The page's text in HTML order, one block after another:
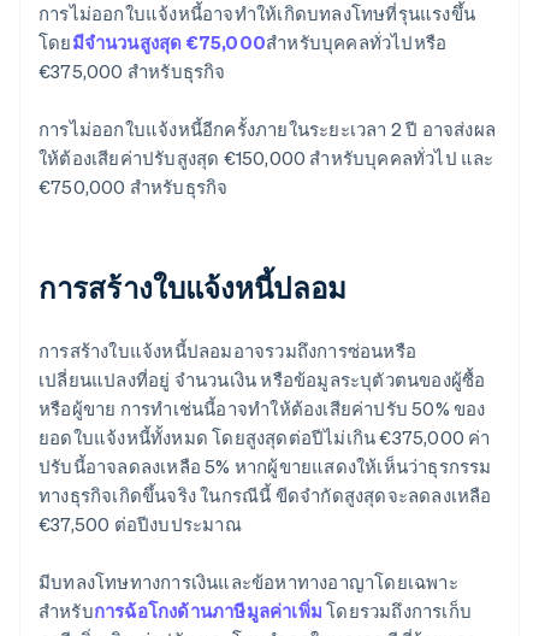
การไม่ออกใบแจ้งหนี้อาจทําให้เกิดบทลงโทษที่รุนแรงขึ้น
โดยมีจำนวนสูงสุด €75,000สําหรับบุคคลทั่วไปหรือ
€375,000 สําหรับธุรกิจ
การไม่ออกใบแจ้งหนี้อีกครั้งภายในระยะเวลา 2 ปี อาจส่งผล
ให้ต้องเสียค่าปรับสูงสุด €150,000 สำหรับบุคคลทั่วไป และ
€750,000 สำหรับธุรกิจ
การสร้างใบแจ้งหนี้ปลอม
การสร้างใบแจ้งหนี้ปลอมอาจรวมถึงการซ่อนหรือ
เปลี่ยนแปลงที่อยู่ จํานวนเงิน หรือข้อมูลระบุตัวตนของผู้ซื้อ
หรือผู้ขาย การทําเช่นนี้อาจทําให้ต้องเสียค่าปรับ 50% ของ
ยอดใบแจ้งหนี้ทั้งหมด โดยสูงสุดต่อปีไม่เกิน €375,000 ค่า
ปรับนี้อาจลดลงเหลือ 5% หากผู้ขายแสดงให้เห็นว่าธุรกรรม
ทางธุรกิจเกิดขึ้นจริง ในกรณีนี้ ขีดจํากัดสูงสุดจะลดลงเหลือ
€37,500 ต่อปีงบประมาณ
มีบทลงโทษทางการเงินและข้อหาทางอาญาโดยเฉพาะ
สำหรับการฉ้อโกงด้านภาษีมูลค่าเพิ่ม โดยรวมถึงการเก็บ